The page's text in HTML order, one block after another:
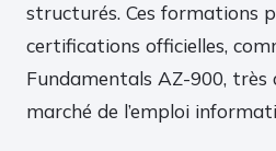
structurés. Ces formations
certifications officielles,
Fundamentals AZ-900, très
marché de l’emploi